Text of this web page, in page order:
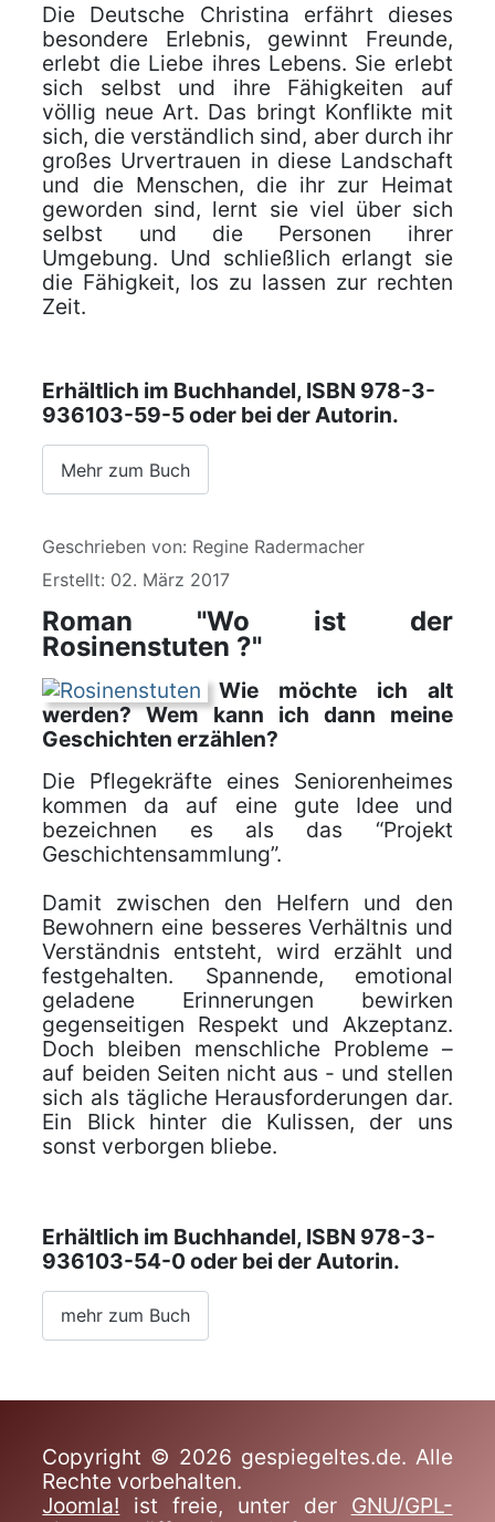
Die Deutsche Christina erfährt dieses
besondere Erlebnis, gewinnt Freunde,
erlebt die Liebe ihres Lebens. Sie erlebt
sich selbst und ihre Fähigkeiten auf
völlig neue Art. Das bringt Konflikte mit
sich, die verständlich sind, aber durch ihr
großes Urvertrauen in diese Landschaft
und die Menschen, die ihr zur Heimat
geworden sind, lernt sie viel über sich
selbst und die Personen ihrer
Umgebung. Und schließlich erlangt sie
die Fähigkeit, los zu lassen zur rechten
Zeit.
Erhältlich im Buchhandel, ISBN 978-3-
936103-59-5 oder bei der Autorin.
Mehr zum Buch
Details
Geschrieben von: Regine Radermacher
Erstellt: 02. März 2017
Roman "Wo ist der
Rosinenstuten ?"
Wie möchte ich alt
werden? Wem kann ich dann meine
Geschichten erzählen?
Die Pflegekräfte eines Seniorenheimes
kommen da auf eine gute Idee und
bezeichnen es als das “Projekt
Geschichtensammlung”.
Damit zwischen den Helfern und den
Bewohnern eine besseres Verhältnis und
Verständnis entsteht, wird erzählt und
festgehalten. Spannende, emotional
geladene Erinnerungen bewirken
gegenseitigen Respekt und Akzeptanz.
Doch bleiben menschliche Probleme –
auf beiden Seiten nicht aus - und stellen
sich als tägliche Herausforderungen dar.
Ein Blick hinter die Kulissen, der uns
sonst verborgen bliebe.
Erhältlich im Buchhandel, ISBN 978-3-
936103-54-0 oder bei der Autorin.
mehr zum Buch
Copyright © 2026 gespiegeltes.de. Alle
Rechte vorbehalten.
Joomla! ist freie, unter der GNU/GPL-